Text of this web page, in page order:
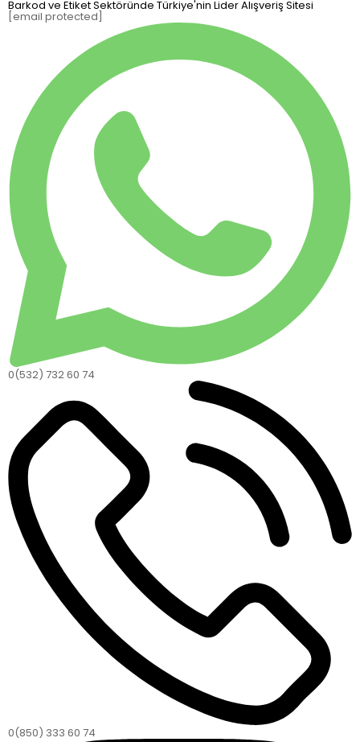
Barkod ve Etiket Sektöründe Türkiye'nin Lider Alışveriş Sitesi
[email protected]
0(532) 732 60 74
0(850) 333 60 74